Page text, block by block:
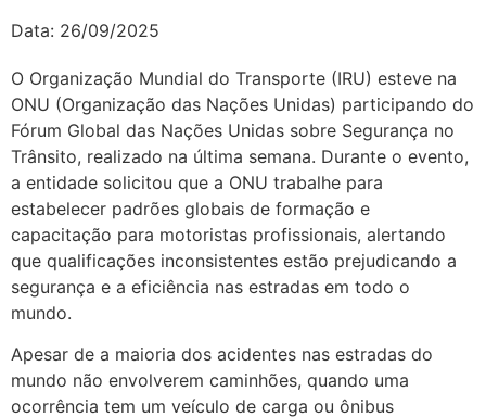
Data: 26/09/2025
O Organização Mundial do Transporte (IRU) esteve na
ONU (Organização das Nações Unidas) participando do
Fórum Global das Nações Unidas sobre Segurança no
Trânsito, realizado na última semana. Durante o evento,
a entidade solicitou que a ONU trabalhe para
estabelecer padrões globais de formação e
capacitação para motoristas profissionais, alertando
que qualificações inconsistentes estão prejudicando a
segurança e a eficiência nas estradas em todo o
mundo.
Apesar de a maioria dos acidentes nas estradas do
mundo não envolverem caminhões, quando uma
ocorrência tem um veículo de carga ou ônibus